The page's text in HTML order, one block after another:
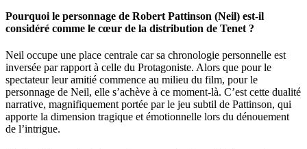
Pourquoi le personnage de Robert Pattinson (Neil) est-il
considéré comme le cœur de la distribution de Tenet ?
Neil occupe une place centrale car sa chronologie personnelle est
inversée par rapport à celle du Protagoniste. Alors que pour le
spectateur leur amitié commence au milieu du film, pour le
personnage de Neil, elle s’achève à ce moment-là. C’est cette dualité
narrative, magnifiquement portée par le jeu subtil de Pattinson, qui
apporte la dimension tragique et émotionnelle lors du dénouement
de l’intrigue.